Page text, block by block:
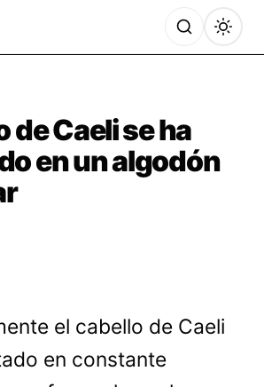
de Caeli se ha
en un algodón
el cabello de Caeli
en constante